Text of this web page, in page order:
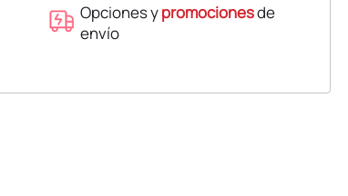
Opciones ypromocionesde
envío